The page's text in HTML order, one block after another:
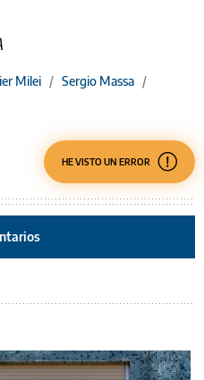
Milei / Sergio Massa /
HE VISTO UN ERROR